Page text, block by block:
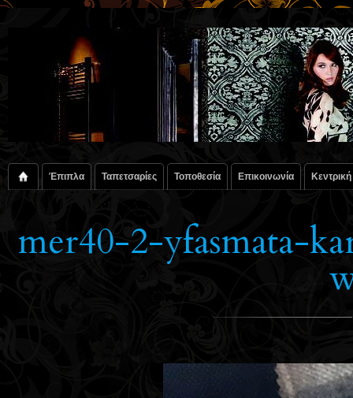
Έπιπλα Ταπετσαρίες Τοποθεσία Επικοινωνία Κεντρική
mer40-2-yfasmata-